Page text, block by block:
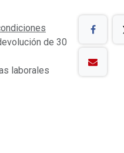
de 30
laborales